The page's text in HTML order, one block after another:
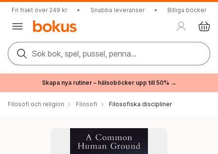
Fri frakt över 249 kr • Snabba leveranser • Billiga böcker
Sök bok, spel, pussel, penna...
Skapa nya rutiner – hälsoböcker upp till 50% →
Filosofi och religion Filosofi Filosofiska discipliner